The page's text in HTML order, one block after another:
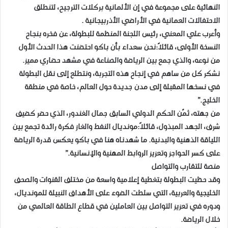
النهائية على مجموعة في إن الألمانية بركلات الترجيح، لتنطلق
الاحتفالات العمانية في الأراضي الأذربيجانية .
وأعرب علي المعني، رئيس اللجنة المنظمة للبطولة، عن فخره بنجاح
النسخة الأولى، قائلاً:نحن سعداء بأن باكو احتضنت هذا الحدث الأول
من نوعه، والذي جمع بين الرياضة والصناعة في مشهد حضاري مميز.
نشكر كل من ساهم في إنجاح هذه التجربة، ونتطلع إلى نقل البطولة
في نسخها المقبلة إلى مدن جديدة حول العالم، خاصة في منطقة
الخليج.”
من جهته، ثمّن الحكم الدولي السابق جمال الغندور، الذي حضر كضيف
شرف، الجهد المبذول، قائلاً:مونديال النفط والغاز فكرة رائدة تجمع بين
اللياقة الذهنية والبدنية. ما شهدناه هنا في باكو يعكس قدرة الرياضة
على كسر الحواجز وتعزيز الروابط المهنية والإنسانية.”
منصة للتقارب والتواصل
وقد حظيت البطولة بتغطية إعلامية واسعة من مختلف القنوات والصحف
الخليجية والعربية، التي سلطت الضوء على الأهداف النبيلة للمونديال،
ودوره في تعزيز التواصل بين العاملين في قطاع الطاقة العالمي من
خلال الرياضة.